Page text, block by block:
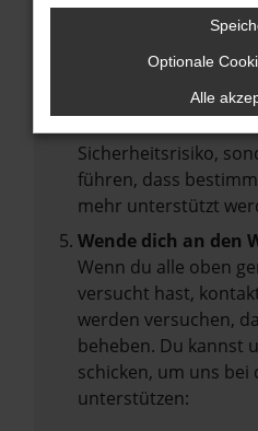
vorübergehende
Betriebssystem auf
Veraltete Software
Sicherheitsrisiko,
führen, dass
mehr unterstützt
Wende dich an den
Wenn du alle oben
versucht hast,
werden versuchen,
beheben. Du kannst
schicken, um uns bei
unterstützen:
Optionale
Alle